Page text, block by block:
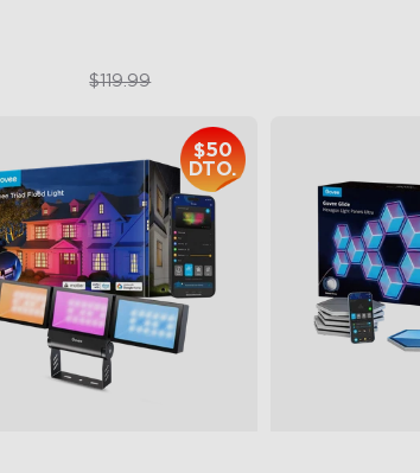
$89.99$119.99 $69.99
$50
DTO.